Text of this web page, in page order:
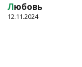
Любовь
12.11.2024